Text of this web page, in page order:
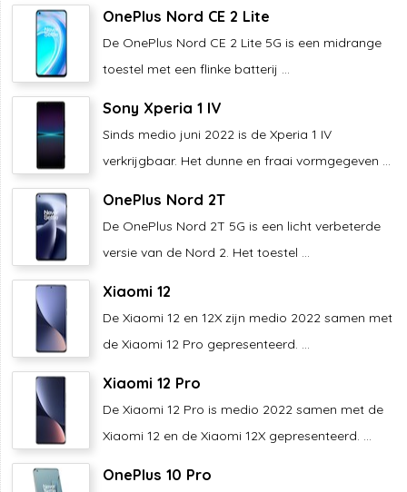
OnePlus Nord CE 2 Lite
De OnePlus Nord CE 2 Lite 5G is een midrange
toestel met een flinke batterij ...
Sony Xperia 1 IV
Sinds medio juni 2022 is de Xperia 1 IV
verkrijgbaar. Het dunne en fraai vormgegeven ...
OnePlus Nord 2T
De OnePlus Nord 2T 5G is een licht verbeterde
versie van de Nord 2. Het toestel ...
Xiaomi 12
De Xiaomi 12 en 12X zijn medio 2022 samen met
de Xiaomi 12 Pro gepresenteerd. ...
Xiaomi 12 Pro
De Xiaomi 12 Pro is medio 2022 samen met de
Xiaomi 12 en de Xiaomi 12X gepresenteerd. ...
OnePlus 10 Pro